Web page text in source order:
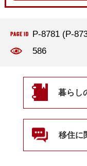
P-8781 (P-
586
暮らし
移住に